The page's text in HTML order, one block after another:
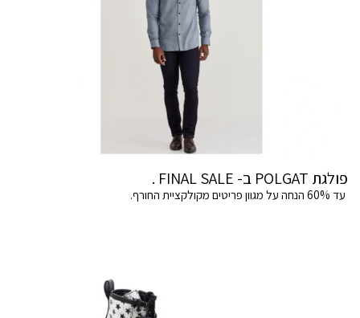
פולגת POLGAT ב- FINAL SALE .
עד 60% הנחה על מגוון פריטים מקולקציית החורף.